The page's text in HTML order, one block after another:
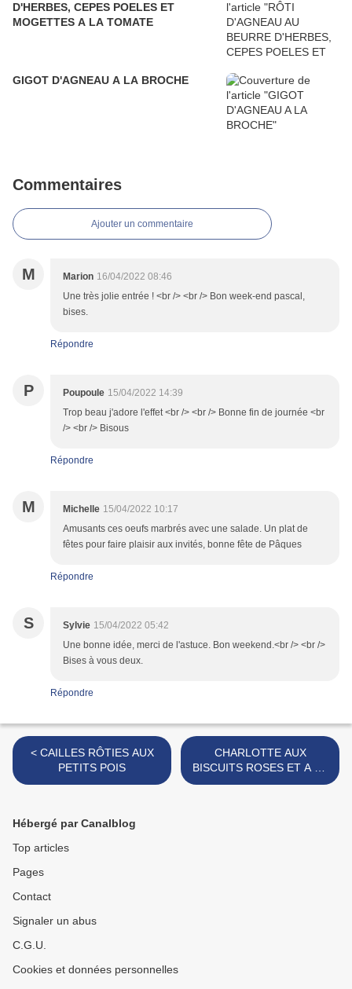
D'HERBES, CEPES POELES ET
MOGETTES A LA TOMATE
GIGOT D'AGNEAU A LA BROCHE
Commentaires
Ajouter un commentaire
M Marion 16/04/2022 08:46
Une très jolie entrée ! <br /> <br /> Bon week-end pascal,
bises.
Répondre
P Poupoule 15/04/2022 14:39
Trop beau j'adore l'effet <br /> <br /> Bonne fin de journée <br
/> <br /> Bisous
Répondre
M Michelle 15/04/2022 10:17
Amusants ces oeufs marbrés avec une salade. Un plat de
fêtes pour faire plaisir aux invités, bonne fête de Pâques
Répondre
S Sylvie 15/04/2022 05:42
Une bonne idée, merci de l'astuce. Bon weekend.<br /> <br />
Bises à vous deux.
Répondre
< CAILLES RÔTIES AUX
PETITS POIS
CHARLOTTE AUX
BISCUITS ROSES ET A LA
MOUSSE DE CHOCOLAT >
Hébergé par Canalblog
Top articles
Pages
Contact
Signaler un abus
C.G.U.
Cookies et données personnelles